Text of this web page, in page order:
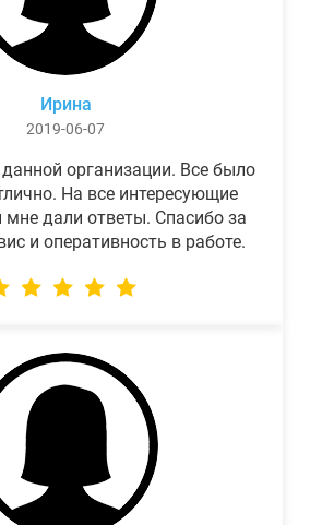
Ирина
2019-06-07
организации. Все было
На все интересующие
дали ответы. Спасибо за
и оперативность в работе.